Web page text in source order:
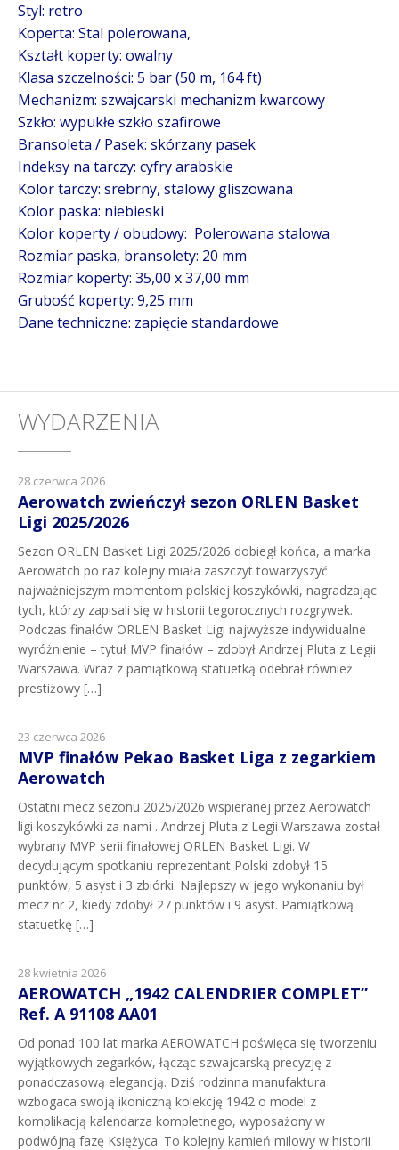
Styl: retro
Koperta: Stal polerowana,
Kształt koperty: owalny
Klasa szczelności: 5 bar (50 m, 164 ft)
Mechanizm: szwajcarski mechanizm kwarcowy
Szkło: wypukłe szkło szafirowe
Bransoleta / Pasek: skórzany pasek
Indeksy na tarczy: cyfry arabskie
Kolor tarczy: srebrny, stalowy gliszowana
Kolor paska: niebieski
Kolor koperty / obudowy: Polerowana stalowa
Rozmiar paska, bransolety: 20 mm
Rozmiar koperty: 35,00 x 37,00 mm
Grubość koperty: 9,25 mm
Dane techniczne: zapięcie standardowe
WYDARZENIA
28 czerwca 2026
Aerowatch zwieńczył sezon ORLEN Basket
Ligi 2025/2026
Sezon ORLEN Basket Ligi 2025/2026 dobiegł końca, a marka
Aerowatch po raz kolejny miała zaszczyt towarzyszyć
najważniejszym momentom polskiej koszykówki, nagradzając
tych, którzy zapisali się w historii tegorocznych rozgrywek.
Podczas finałów ORLEN Basket Ligi najwyższe indywidualne
wyróżnienie – tytuł MVP finałów – zdobył Andrzej Pluta z Legii
Warszawa. Wraz z pamiątkową statuetką odebrał również
prestiżowy […]
23 czerwca 2026
MVP finałów Pekao Basket Liga z zegarkiem
Aerowatch
Ostatni mecz sezonu 2025/2026 wspieranej przez Aerowatch
ligi koszykówki za nami . Andrzej Pluta z Legii Warszawa został
wybrany MVP serii finałowej ORLEN Basket Ligi. W
decydującym spotkaniu reprezentant Polski zdobył 15
punktów, 5 asyst i 3 zbiórki. Najlepszy w jego wykonaniu był
mecz nr 2, kiedy zdobył 27 punktów i 9 asyst. Pamiątkową
statuetkę […]
28 kwietnia 2026
AEROWATCH „1942 CALENDRIER COMPLET”
Ref. A 91108 AA01
Od ponad 100 lat marka AEROWATCH poświęca się tworzeniu
wyjątkowych zegarków, łącząc szwajcarską precyzję z
ponadczasową elegancją. Dziś rodzinna manufaktura
wzbogaca swoją ikoniczną kolekcję 1942 o model z
komplikacją kalendarza kompletnego, wyposażony w
podwójną fazę Księżyca. To kolejny kamień milowy w historii